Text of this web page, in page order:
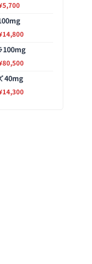
5,700
14,800
100mg
80,500
40mg
14,300